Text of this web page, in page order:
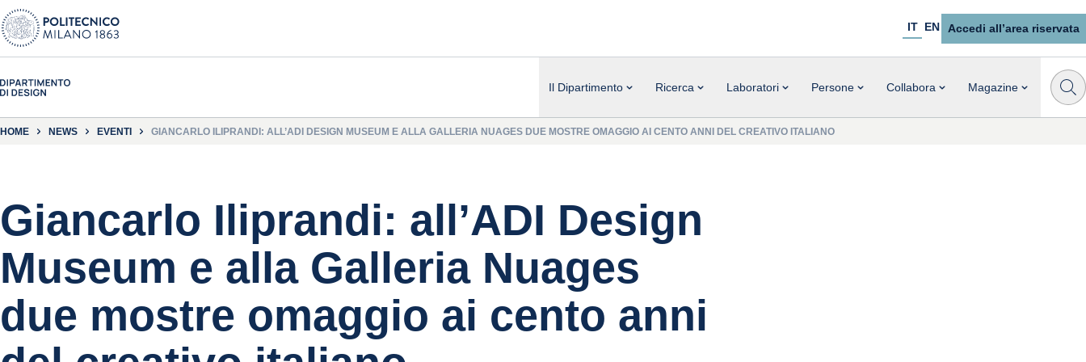
IT EN Accedi all’area riservata
Il Dipartimento Ricerca Laboratori Persone Collabora Magazine
HOME NEWS EVENTI GIANCARLO ILIPRANDI: ALL’ADI DESIGN MUSEUM E ALLA GALLERIA NUAGES DUE MOSTRE OMAGGIO AI CENTO ANNI DEL CREATIVO ITALIANO
Giancarlo Iliprandi: all’ADI Design
Museum e alla Galleria Nuages
due mostre omaggio ai cento anni